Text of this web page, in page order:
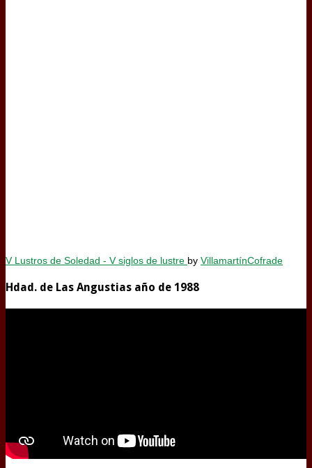
V Lustros de Soledad - V siglos de lustre by VillamartínCofrade
Hdad. de Las Angustias año de 1988